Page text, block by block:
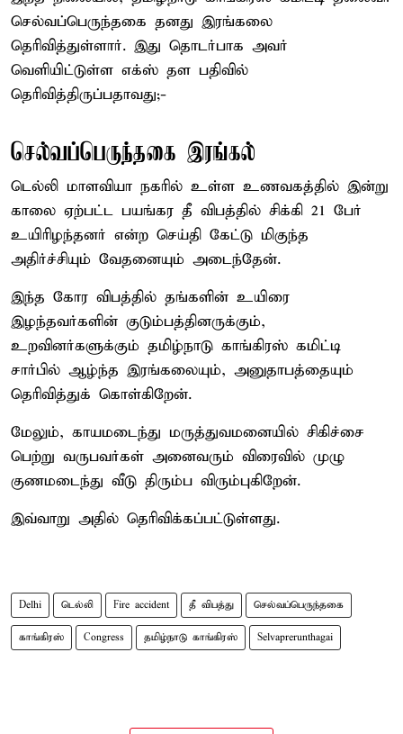
செல்வப்பெருந்தகை தனது இரங்கலை
தெரிவித்துள்ளார். இது தொடர்பாக அவர்
வெளியிட்டுள்ள எக்ஸ் தள பதிவில்
தெரிவித்திருப்பதாவது;-
செல்வப்பெருந்தகை இரங்கல்
டெல்லி மாளவியா நகரில் உள்ள உணவகத்தில் இன்று
காலை ஏற்பட்ட பயங்கர தீ விபத்தில் சிக்கி 21 பேர்
உயிரிழந்தனர் என்ற செய்தி கேட்டு மிகுந்த
அதிர்ச்சியும் வேதனையும் அடைந்தேன்.
இந்த கோர விபத்தில் தங்களின் உயிரை
இழந்தவர்களின் குடும்பத்தினருக்கும்,
உறவினர்களுக்கும் தமிழ்நாடு காங்கிரஸ் கமிட்டி
சார்பில் ஆழ்ந்த இரங்கலையும், அனுதாபத்தையும்
தெரிவித்துக் கொள்கிறேன்.
மேலும், காயமடைந்து மருத்துவமனையில் சிகிச்சை
பெற்று வருபவர்கள் அனைவரும் விரைவில் முழு
குணமடைந்து வீடு திரும்ப விரும்புகிறேன்.
இவ்வாறு அதில் தெரிவிக்கப்பட்டுள்ளது.
Delhi டெல்லி Fire accident தீ விபத்து செல்வப்பெருந்தகை
காங்கிரஸ் Congress தமிழ்நாடு காங்கிரஸ் Selvaprerunthagai